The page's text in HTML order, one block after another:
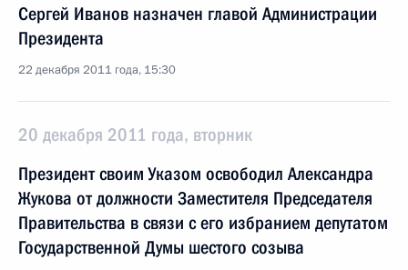
Сергей Иванов назначен главой Администрации
Президента
22 декабря 2011 года, 15:30
20 декабря 2011 года, вторник
Президент своим Указом освободил Александра
Жукова от должности Заместителя Председателя
Правительства в связи с его избранием депутатом
Государственной Думы шестого созыва